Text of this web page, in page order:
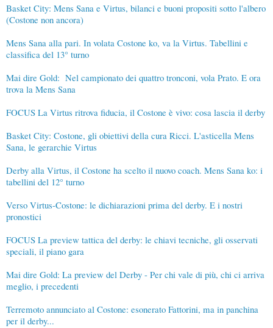
Basket City: Mens Sana e Virtus, bilanci e buoni propositi sotto l'albero
(Costone non ancora)
Mens Sana alla pari. In volata Costone ko, va la Virtus. Tabellini e
classifica del 13° turno
Mai dire Gold: Nel campionato dei quattro tronconi, vola Prato. E ora
trova la Mens Sana
FOCUS La Virtus ritrova fiducia, il Costone è vivo: cosa lascia il derby
Basket City: Costone, gli obiettivi della cura Ricci. L'asticella Mens
Sana, le gerarchie Virtus
Derby alla Virtus, il Costone ha scelto il nuovo coach. Mens Sana ko: i
tabellini del 12° turno
Verso Virtus-Costone: le dichiarazioni prima del derby. E i nostri
pronostici
FOCUS La preview tattica del derby: le chiavi tecniche, gli osservati
speciali, il piano gara
Mai dire Gold: La preview del Derby - Per chi vale di più, chi ci arriva
meglio, i precedenti
Terremoto annunciato al Costone: esonerato Fattorini, ma in panchina
per il derby...